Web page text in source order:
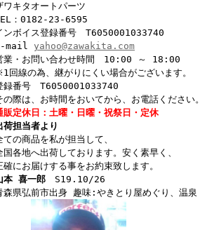
キタオートパーツ
：0182-23-6595
ボイス登録番号 T6050001033740
yahoo@zawakita.com
・お問い合わせ時間 10:00 ～ 18:00
線の為、継がりにくい場合がございます。
番号 T6050001033740
際は、お時間をおいてから、お電話ください。
定休日：土曜・日曜・祝祭日・定休
担当者より
の商品を私が担当して、
各地へ出荷しております。安く素早く、
にお届けする事をお約束致します。
本 喜一郎 S19.10/26
県弘前市出身 趣味:やきとり屋めぐり、温泉